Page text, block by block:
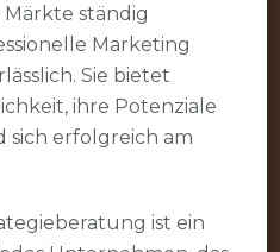
ständig
Marketing
Sie bietet
ihre Potenziale
sich erfolgreich am
ist ein